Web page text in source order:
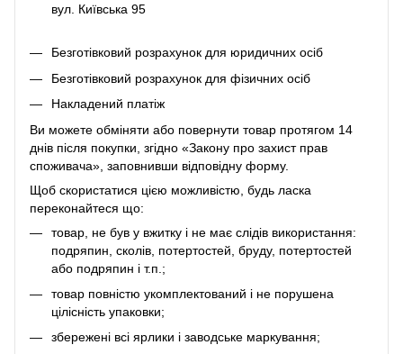
вул. Київська 95
Безготівковий розрахунок для юридичних осіб
Безготівковий розрахунок для фізичних осіб
Накладений платіж
Ви можете обміняти або повернути товар протягом 14
днів після покупки, згідно «Закону про захист прав
споживача», заповнивши відповідну форму.
Щоб скористатися цією можливістю, будь ласка
переконайтеся що:
товар, не був у вжитку і не має слідів використання:
подряпин, сколів, потертостей, бруду, потертостей
або подряпин і т.п.;
товар повністю укомплектований і не порушена
цілісність упаковки;
збережені всі ярлики і заводське маркування;